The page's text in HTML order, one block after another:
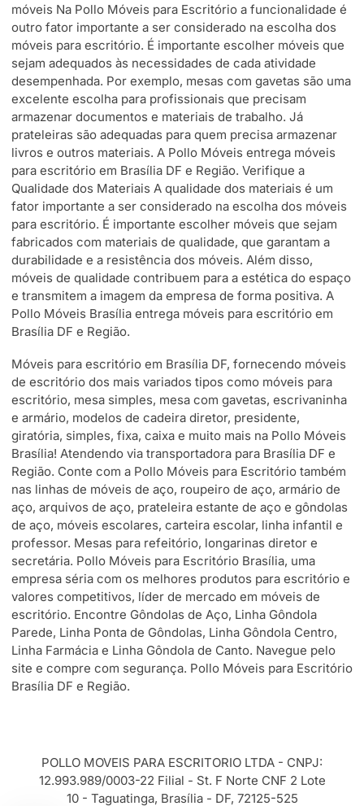
móveis Na Pollo Móveis para Escritório a funcionalidade é
outro fator importante a ser considerado na escolha dos
móveis para escritório. É importante escolher móveis que
sejam adequados às necessidades de cada atividade
desempenhada. Por exemplo, mesas com gavetas são uma
excelente escolha para profissionais que precisam
armazenar documentos e materiais de trabalho. Já
prateleiras são adequadas para quem precisa armazenar
livros e outros materiais. A Pollo Móveis entrega móveis
para escritório em Brasília DF e Região. Verifique a
Qualidade dos Materiais A qualidade dos materiais é um
fator importante a ser considerado na escolha dos móveis
para escritório. É importante escolher móveis que sejam
fabricados com materiais de qualidade, que garantam a
durabilidade e a resistência dos móveis. Além disso,
móveis de qualidade contribuem para a estética do espaço
e transmitem a imagem da empresa de forma positiva. A
Pollo Móveis Brasília entrega móveis para escritório em
Brasília DF e Região.
Móveis para escritório em Brasília DF, fornecendo móveis
de escritório dos mais variados tipos como móveis para
escritório, mesa simples, mesa com gavetas, escrivaninha
e armário, modelos de cadeira diretor, presidente,
giratória, simples, fixa, caixa e muito mais na Pollo Móveis
Brasília! Atendendo via transportadora para Brasília DF e
Região. Conte com a Pollo Móveis para Escritório também
nas linhas de móveis de aço, roupeiro de aço, armário de
aço, arquivos de aço, prateleira estante de aço e gôndolas
de aço, móveis escolares, carteira escolar, linha infantil e
professor. Mesas para refeitório, longarinas diretor e
secretária. Pollo Móveis para Escritório Brasília, uma
empresa séria com os melhores produtos para escritório e
valores competitivos, líder de mercado em móveis de
escritório. Encontre Gôndolas de Aço, Linha Gôndola
Parede, Linha Ponta de Gôndolas, Linha Gôndola Centro,
Linha Farmácia e Linha Gôndola de Canto. Navegue pelo
site e compre com segurança. Pollo Móveis para Escritório
Brasília DF e Região.
POLLO MOVEIS PARA ESCRITORIO LTDA - CNPJ:
12.993.989/0003-22 Filial - St. F Norte CNF 2 Lote
10 - Taguatinga, Brasília - DF, 72125-525